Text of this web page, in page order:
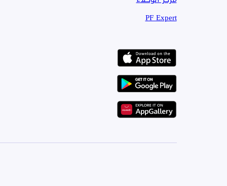
سهولة الوصول من طريق مصر – إسكندرية الصحراوي
عن كمبوند Village West:
تصميم معماري مميز ومساحات خضراء واسعة
PF Expert